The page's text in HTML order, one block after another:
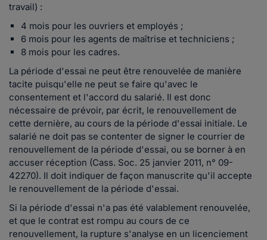
travail) :
4 mois pour les ouvriers et employés ;
6 mois pour les agents de maîtrise et techniciens ;
8 mois pour les cadres.
La période d'essai ne peut être renouvelée de manière
tacite puisqu'elle ne peut se faire qu'avec le
consentement et l'accord du salarié. Il est donc
nécessaire de prévoir, par écrit, le renouvellement de
cette dernière, au cours de la période d'essai initiale. Le
salarié ne doit pas se contenter de signer le courrier de
renouvellement de la période d'essai, ou se borner à en
accuser réception (Cass. Soc. 25 janvier 2011, n° 09-
42270). Il doit indiquer de façon manuscrite qu'il accepte
le renouvellement de la période d'essai.
Si la période d'essai n'a pas été valablement renouvelée,
et que le contrat est rompu au cours de ce
renouvellement, la rupture s'analyse en un licenciement